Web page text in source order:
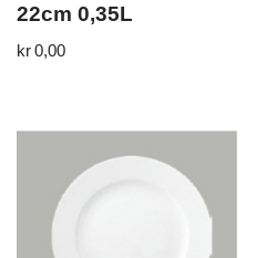
22cm 0,35L
kr0,00